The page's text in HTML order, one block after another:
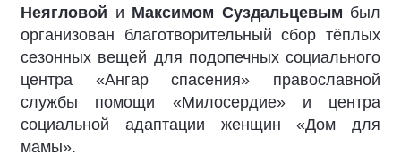
Неягловой и Максимом Суздальцевым был
организован благотворительный сбор тёплых
сезонных вещей для подопечных социального
центра «Ангар спасения» православной
службы помощи «Милосердие» и центра
социальной адаптации женщин «Дом для
мамы».